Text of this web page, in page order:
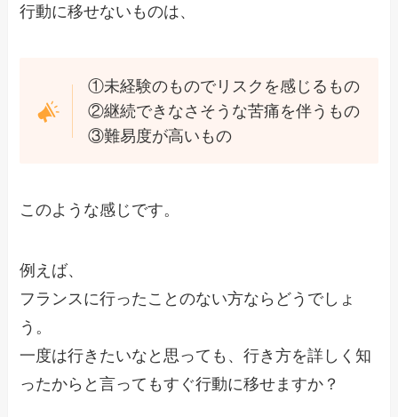
行動に移せないものは、
①未経験のものでリスクを感じるもの
②継続できなさそうな苦痛を伴うもの
③難易度が高いもの
このような感じです。
例えば、
フランスに行ったことのない方ならどうでしょ
う。
一度は行きたいなと思っても、行き方を詳しく知
ったからと言ってもすぐ行動に移せますか？